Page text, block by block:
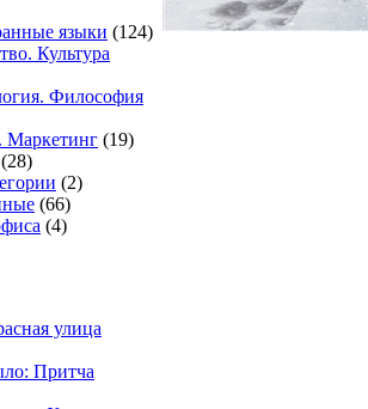
языки (124)
Культура
Философия
Маркетинг (19)
(28)
(2)
(66)
(4)
улица
Притча